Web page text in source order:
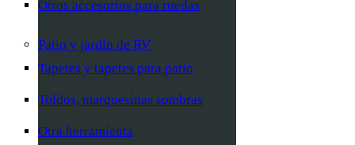
Otros accesorios para ruedas
Patio y jardín de RV
Tapetes y tapetes para patio
Toldos, marquesinas sombras
Otra herramienta